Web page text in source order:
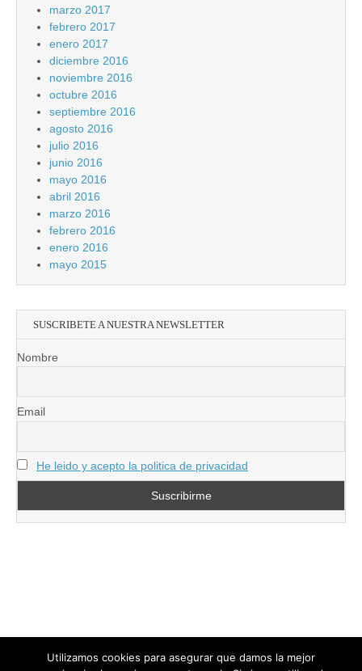
marzo 2017
febrero 2017
enero 2017
diciembre 2016
noviembre 2016
octubre 2016
septiembre 2016
agosto 2016
julio 2016
junio 2016
mayo 2016
abril 2016
marzo 2016
febrero 2016
enero 2016
mayo 2015
SUSCRIBETE A NUESTRA NEWSLETTER
Nombre
Email
He leido y acepto la politica de privacidad
Utilizamos cookies para asegurar que damos la mejor